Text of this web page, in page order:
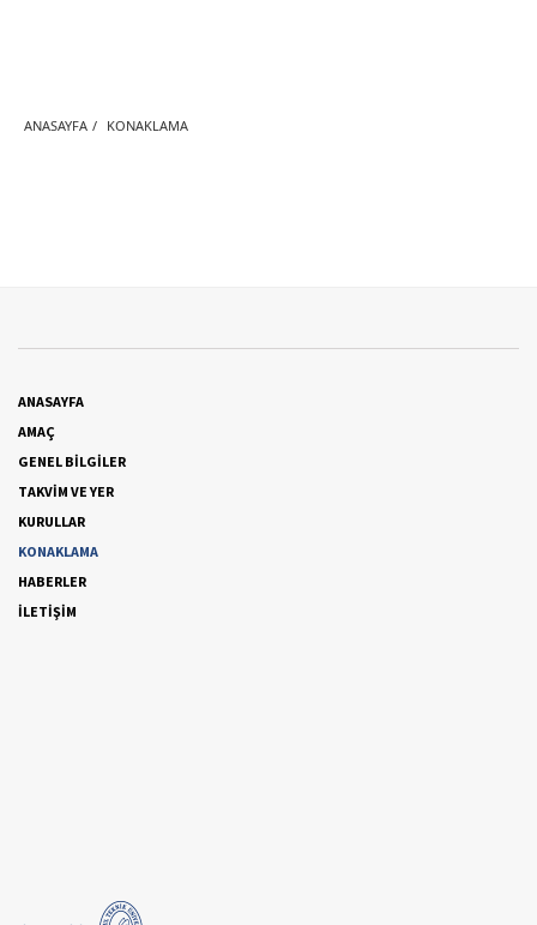
ANASAYFA / KONAKLAMA
ANASAYFA
AMAÇ
GENEL BİLGİLER
TAKVİM VE YER
KURULLAR
KONAKLAMA
HABERLER
İLETİŞİM